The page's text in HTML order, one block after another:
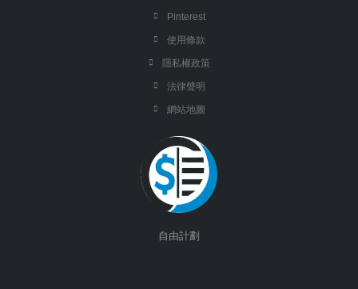
Pinterest
使用條款
隱私權政策
法律聲明
網站地圖
自由計劃